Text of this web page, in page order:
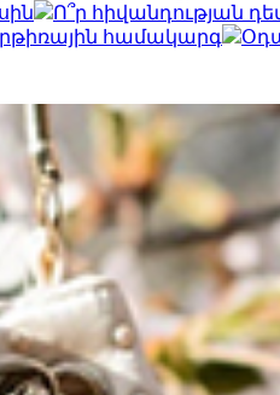
Ո՞ր հիվանդության
համակարգ